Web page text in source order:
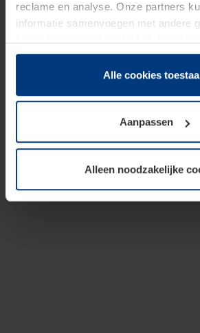
reclame en analyse. Onze partners
informatie samenvoegen met andere
hun diensten hebben verzameld.
Juridisch hebben wij het recht om
van deze pagina's absoluut vereist is.
soorten cookies is uw toestemming
toestemming kunt u op elk moment
wijzigen of herroepen.
Alle cookies
Aanpassen
Alleen noodzakelijke